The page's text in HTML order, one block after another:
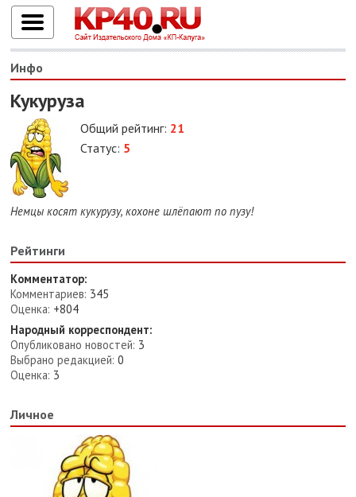
Инфо
Кукуруза
Общий рейтинг: 21
Статус: 5
Немцы косят кукурузу, кохоне шлёпают по пузу!
Рейтинги
Комментатор:
Комментариев: 345
Оценка: +804
Народный корреспондент:
Опубликовано новостей: 3
Выбрано редакцией: 0
Оценка: 3
Личное